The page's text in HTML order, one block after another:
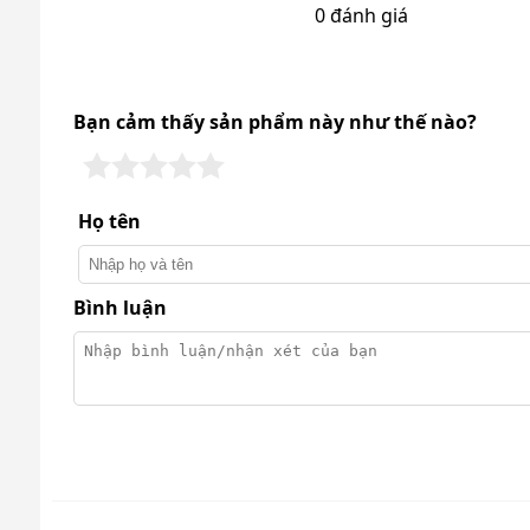
Tìm hiểu về máy rửa
Sở hữu những thông số ấn tượng về hiệu suất, đi
đáp ứng nhu cầu sử dụng trong các lĩnh vực:
0 đánh giá
Bạn cảm thấy sản phẩm này như thế nào?
Họ tên
Bình luận